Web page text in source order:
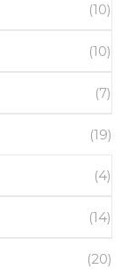
(10)
(10)
(7)
(19)
(4)
(14)
(20)